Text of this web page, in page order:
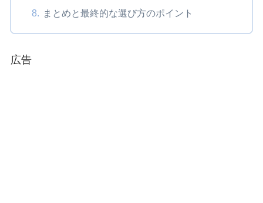
まとめと最終的な選び方のポイント
広告